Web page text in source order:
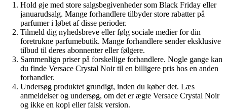
Hold øje med store salgsbegivenheder som Black Friday eller
januarudsalg. Mange forhandlere tilbyder store rabatter på
parfumer i løbet af disse perioder.
Tilmeld dig nyhedsbreve eller følg sociale medier for din
foretrukne parfumebutik. Mange forhandlere sender eksklusive
tilbud til deres abonnenter eller følgere.
Sammenlign priser på forskellige forhandlere. Nogle gange kan
du finde Versace Crystal Noir til en billigere pris hos en anden
forhandler.
Undersøg produktet grundigt, inden du køber det. Læs
anmeldelser og undersøg, om det er ægte Versace Crystal Noir
og ikke en kopi eller falsk version.